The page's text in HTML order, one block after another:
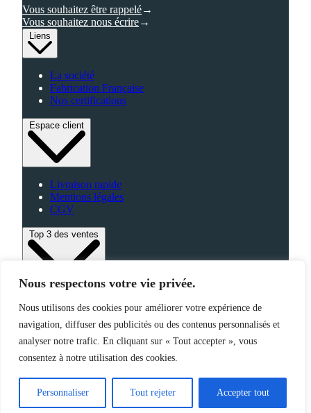
Nous respectons votre vie privée.
Nous utilisons des cookies pour améliorer votre expérience de
navigation, diffuser des publicités ou des contenus personnalisés et
analyser notre trafic. En cliquant sur « Tout accepter », vous
consentez à notre utilisation des cookies.
Personnaliser Tout rejeter Accepter tout
Liens
La société
Fabrication Française
Nos certifications
Espace client
Livraison rapide
Mentions légales
CGV
Top 3 des ventes
High-Tech
Fabriqué en France
Vous souhaitez être rappelé
Vous souhaitez nous écrire
©2025 Jemapub – Tous droits réservés